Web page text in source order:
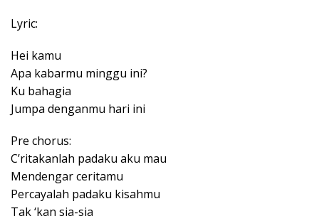
Lyric:
Hei kamu
Apa kabarmu minggu ini?
Ku bahagia
Jumpa denganmu hari ini
Pre chorus:
C’ritakanlah padaku aku mau
Mendengar ceritamu
Percayalah padaku kisahmu
Tak ‘kan sia-sia